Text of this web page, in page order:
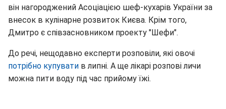
він нагороджений Асоціацією шеф-кухарів України за
внесок в кулінарне розвиток Києва. Крім того,
Дмитро є співзасновником проекту "Шефи".
До речі, нещодавно експерти розповіли, які овочі
потрібно купувати в липні. А ще лікарі розпові личи
можна пити воду під час прийому їжі.